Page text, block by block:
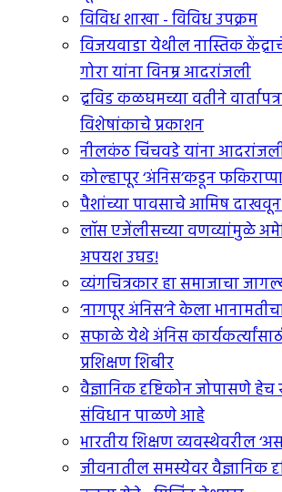
विविध शाखा - विविध उपक्रम
विजयवाडा येथील नास्तिक
गोरा यांना विनम्र आदरांजली
द्रविड कळघमच्या वतीने
विशेषांकाचे प्रकाशन
नीलकंठ चिंचवडे यांना
कोल्हापूर ‘अंनिस’कडून
पैशांच्या पावसाचे आमिष दाखवून
लॉस एजेंलीसच्या वणव्यांमुळे
अपयश उघड!
व्यंगचित्रकार हा समाजाचा
‘नागपूर अंनिस’ने केला
सफाळे येथे अंनिस
प्रशिक्षण शिबीर
वैज्ञानिक दृष्टिकोन जोपासणे हेच
संविधान पाळणे आहे
भारतीय शिक्षण व्यवस्थेवरील
जीवनातील समस्येवर वैज्ञानिक